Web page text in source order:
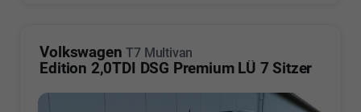
Volkswagen T7 Multivan
Edition 2,0TDI DSG Premium LÜ 7 Sitzer